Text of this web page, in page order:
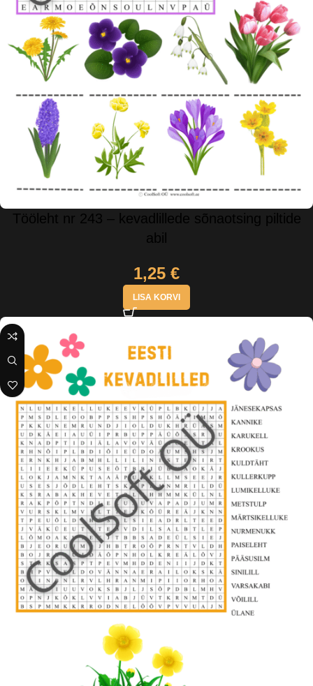
Tööleht nr 243 – kevadlillede sõnaotsing piltide
abil
1,25 €
LISA KORVI